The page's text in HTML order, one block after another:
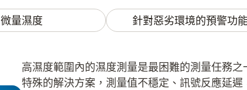
微量濕度 針對惡劣環境的預警功
高濕度範圍內的濕度測量是最困難的測量任務之
特殊的解決方案，測量值不穩定、訊號反應延遲